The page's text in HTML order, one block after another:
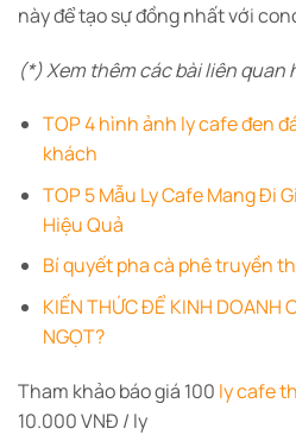
này để tạo sự đồng nhất với
(*) Xem thêm các bài liên quan
TOP 4 hình ảnh ly cafe đen
khách
TOP 5 Mẫu Ly Cafe Mang Đi
Hiệu Quả
Bí quyết pha cà phê truyền
KIẾN THỨC ĐỂ KINH DOANH
NGỌT?
Tham khảo báo giá 100 ly cafe
10.000 VNĐ / ly